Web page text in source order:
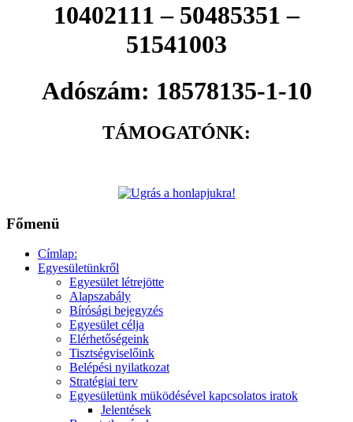
10402111 – 50485351 –
51541003
Adószám: 18578135-1-10
TÁMOGATÓNK:
Főmenü
Címlap:
Egyesületünkről
Egyesület létrejötte
Alapszabály
Bírósági bejegyzés
Egyesület célja
Elérhetőségeink
Tisztségviselőink
Belépési nyilatkozat
Stratégiai terv
Egyesületünk müködésével kapcsolatos iratok
Jelentések